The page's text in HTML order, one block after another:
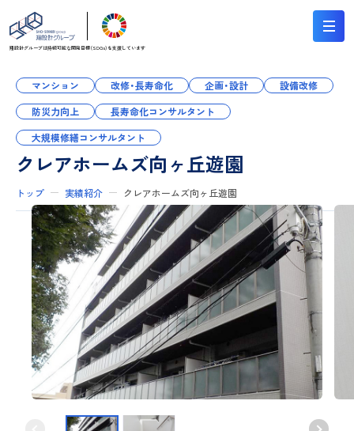
翔設計グループは持続可能な開発目標（SDGs）を支援しています
クレアホームズ向ヶ丘遊園
マンション 改修・長寿命化 企画・設計
設備改修
防災力向上
長寿命化コンサルタント
大規模修繕コンサルタント
トップ 実績紹介 クレアホームズ向ヶ丘遊園